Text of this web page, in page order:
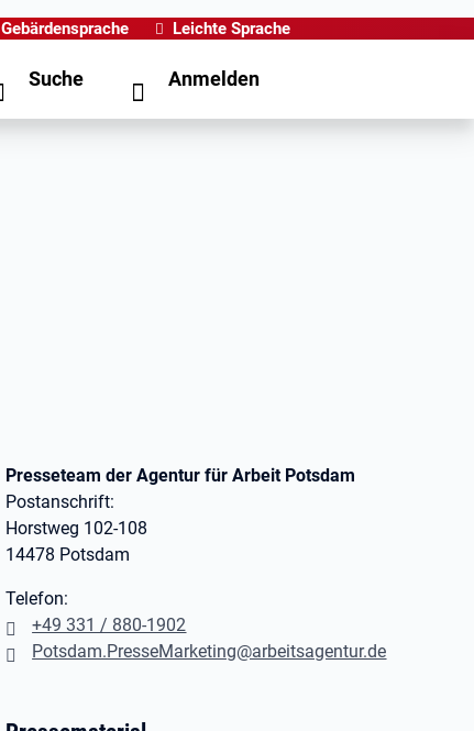
Gebärdensprache Leichte Sprache
Suche Anmelden
Presseteam der Agentur für Arbeit Potsdam
Postanschrift:
Horstweg 102-108
14478 Potsdam
Telefon:
+49 331 / 880-1902
Potsdam.PresseMarketing@arbeitsagentur.de